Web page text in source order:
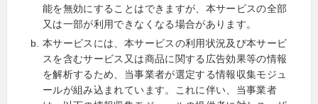
能を無効にすることはできますが、本サービスの全部
又は一部が利用できなくなる場合があります。
本サービスには、本サービスの利用状況及び本サービ
スを含むサービス又は商品に関する広告効果等の情報
を解析するため、当事業者が選定する情報収集モジュ
ールが組み込まれています。これに伴い、当事業者